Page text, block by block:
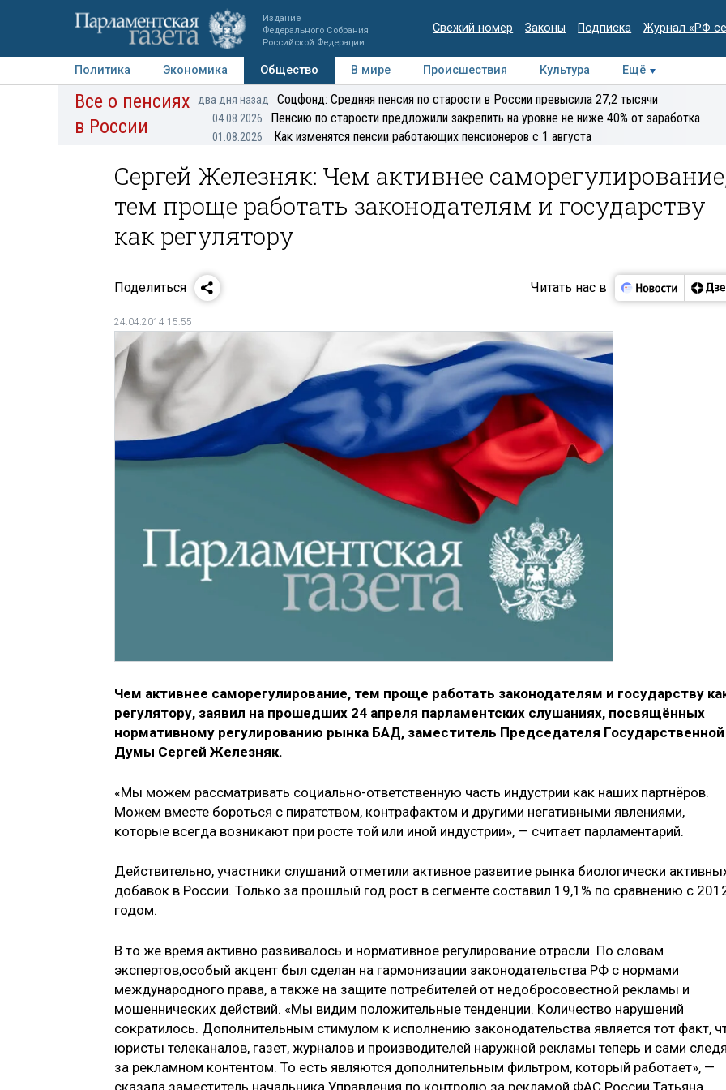
Издание
Федерального Собрания
Российской Федерации
Свежий номер Законы Подписка Журнал «РФ
Политика Экономика Общество В мире Происшествия Культура
Ещё
Авторы Персоны Мнения Регионы Медиацентр Интервью Колумнисты
Все о пенсиях
в России
два дня назад Соцфонд: Средняя пенсия по старости в России превысила 27,2 тысячи
04.08.2026 Пенсию по старости предложили закрепить на уровне не ниже 40% от заработка
01.08.2026 Как изменятся пенсии работающих пенсионеров с 1 августа
Сергей Железняк: Чем активнее
тем проще работать законодателям и государству
как регулятору
Поделиться Читать нас в
24.04.2014 15:55
Чем активнее саморегулирование, тем проще работать законодателям и государству
регулятору, заявил на прошедших 24 апреля парламентских слушаниях, посвящённых
нормативному регулированию рынка БАД, заместитель Председателя Государственной
Думы Сергей Железняк.
«Мы можем рассматривать социально-ответственную часть индустрии как наших партнёров.
Можем вместе бороться с пиратством, контрафактом и другими негативными явлениями,
которые всегда возникают при росте той или иной индустрии», — считает парламентарий.
Действительно, участники слушаний отметили активное развитие рынка биологически
добавок в России. Только за прошлый год рост в сегменте составил 19,1% по сравнению с
годом.
В то же время активно развивалось и нормативное регулирование отрасли. По словам
экспертов,особый акцент был сделан на гармонизации законодательства РФ с нормами
международного права, а также на защите потребителей от недобросовестной рекламы и
мошеннических действий. «Мы видим положительные тенденции. Количество нарушений
сократилось. Дополнительным стимулом к исполнению законодательства является тот факт,
юристы телеканалов, газет, журналов и производителей наружной рекламы теперь и сами
за рекламном контентом. То есть являются дополнительным фильтром, который работает», —
сказала заместитель начальника Управления по контролю за рекламой ФАС России Татьяна